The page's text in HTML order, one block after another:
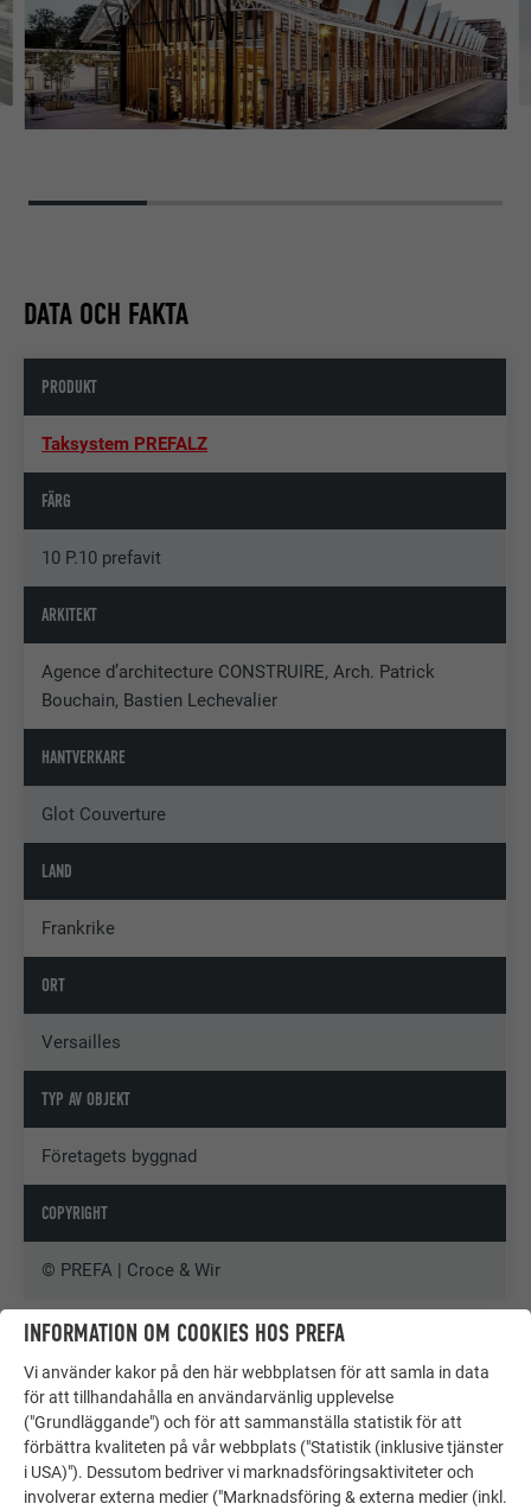
DATA OCH FAKTA
PRODUKT
Taksystem PREFALZ
FÄRG
10 P.10 prefavit
ARKITEKT
Agence d’architecture CONSTRUIRE, Arch. Patrick
Bouchain, Bastien Lechevalier
HANTVERKARE
Glot Couverture
LAND
Frankrike
ORT
Versailles
TYP AV OBJEKT
Företagets byggnad
COPYRIGHT
© PREFA | Croce & Wir
INFORMATION OM COOKIES HOS PREFA
Vi använder kakor på den här webbplatsen för att samla in data
för att tillhandahålla en användarvänlig upplevelse
("Grundläggande") och för att sammanställa statistik för att
förbättra kvaliteten på vår webbplats ("Statistik (inklusive tjänster
i USA)"). Dessutom bedriver vi marknadsföringsaktiviteter och
involverar externa medier ("Marknadsföring & externa medier (inkl.